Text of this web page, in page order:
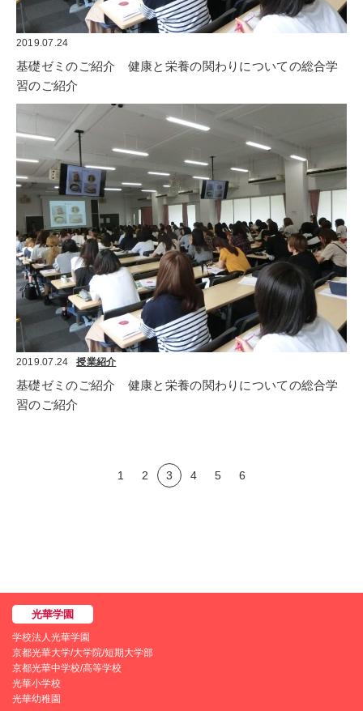
2019.07.24
基礎ゼミのご紹介　健康と栄養の関わりについての総合学
習のご紹介
2019.07.24 授業紹介
基礎ゼミのご紹介　健康と栄養の関わりについての総合学
習のご紹介
1 2 3 4 5 6
学校法人光華学園
京都光華大学/大学院/短期大学部
京都光華中学校/高等学校
光華小学校
光華幼稚園